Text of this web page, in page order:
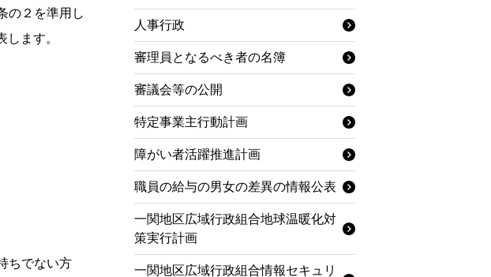
の２を準用し
ます。
ちでない方
人事行政
審理員となるべき者の名簿
審議会等の公開
特定事業主行動計画
障がい者活躍推進計画
職員の給与の男女の差異の情報公表
一関地区広域行政組合地球温暖化対
策実行計画
一関地区広域行政組合情報セキュリ